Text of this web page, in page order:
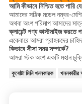
আমি কীভাবে নিশ্চিত হতে পারি
আমাদের সঠিক মডেল নম্বর-
অথবা অংশ পরিমাপ আমাদের
ক্লায়েন্ট পণ্য কাস্টমাইজ করতে
একেবারে আমরা গ্রাহকদের
কিভাবে সীসা সময় সম্পর্কে?
আমরা স্টক অংশ একটি মহান
কুবোটা মিনি খননকারক খননকারীর